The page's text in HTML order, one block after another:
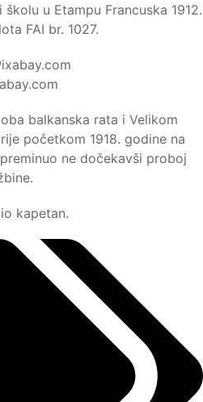
u Etampu Francuska 1912.
FAI br. 1027.
balkanska rata i Velikom
početkom 1918. godine na
ne dočekavši proboj
kapetan.